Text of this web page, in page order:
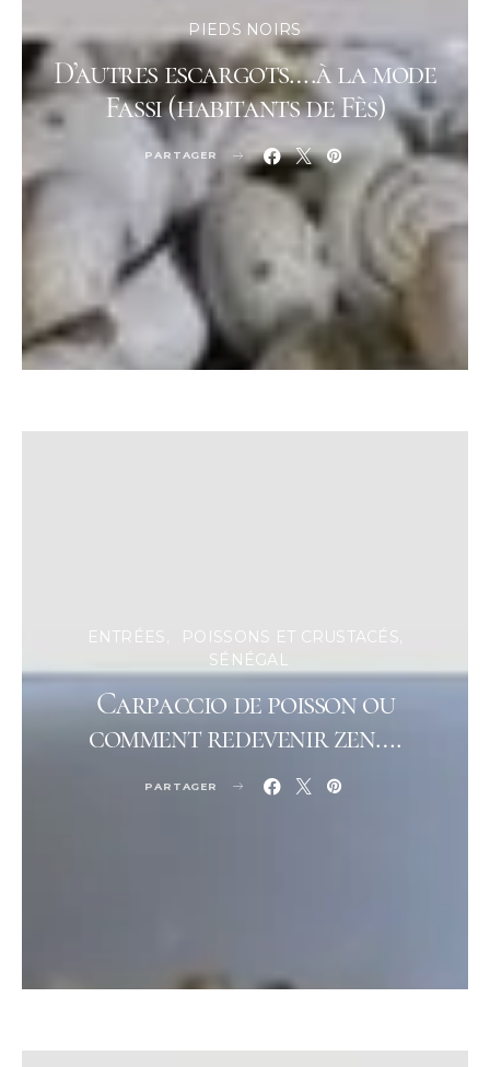
PIEDS NOIRS
D’autres escargots….à la mode
Fassi (habitants de Fès)
PARTAGER
ENTRÉES
POISSONS ET CRUSTACÉS
SÉNÉGAL
Carpaccio de poisson ou
comment redevenir zen….
PARTAGER